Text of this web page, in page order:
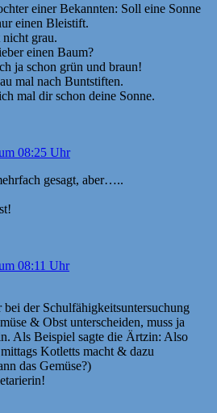
einer Bekannten: Soll eine Sonne
einen Bleistift.
grau.
einen Baum?
ja schon grün und braun!
mal nach Buntstiften.
mal dir schon deine Sonne.
08:25 Uhr
gesagt, aber…..
08:11 Uhr
bei der Schulfähigkeitsuntersuchung
& Obst unterscheiden, muss ja
Als Beispiel sagte die Ärtzin: Also
Kotletts macht & dazu
das Gemüse?)